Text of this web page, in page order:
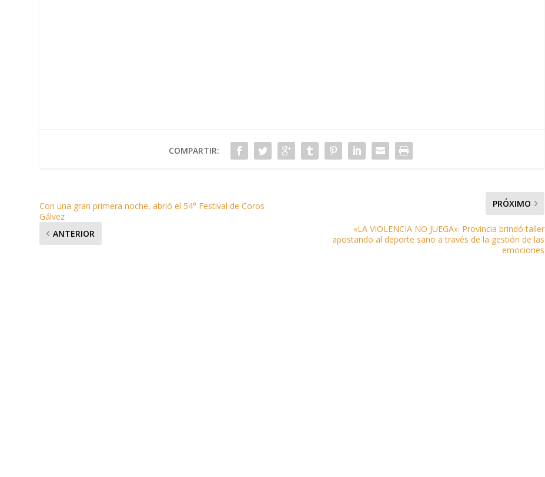
COMPARTIR:
Con una gran primera noche, abrió el 54° Festival de Coros
Gálvez
ANTERIOR
PRÓXIMO
«LA VIOLENCIA NO JUEGA»: Provincia brindó taller
apostando al deporte sano a través de la gestión de las
emociones